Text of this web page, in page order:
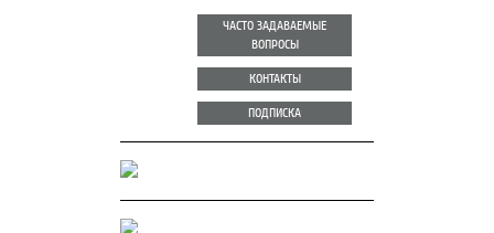
ЧАСТО ЗАДАВАЕМЫЕ
ВОПРОСЫ
КОНТАКТЫ
ПОДПИСКА